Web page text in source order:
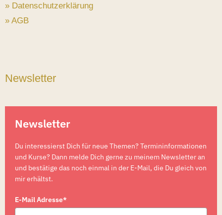
» Datenschutzerklärung
» AGB
Newsletter
Newsletter
Du interessierst Dich für neue Themen? Termininformationen
und Kurse? Dann melde Dich gerne zu meinem Newsletter an
und bestätige das noch einmal in der E-Mail, die Du gleich von
mir erhältst.
E-Mail Adresse*